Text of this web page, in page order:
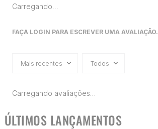
Carregando…
FAÇA LOGIN PARA ESCREVER UMA AVALIAÇÃO.
Mais recentes Todos
Carregando avaliações…
ÚLTIMOS LANÇAMENTOS